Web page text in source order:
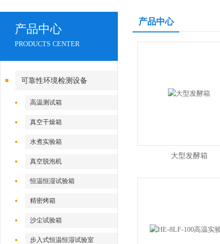
产品中心
PRODUCTS CENTER
可靠性环境检测设备
高温测试箱
真空干燥箱
水煮实验箱
真空脱泡机
恒温恒湿试验箱
精密烤箱
沙尘试验箱
步入式恒温恒湿试验室
产品中心
大型发酵箱